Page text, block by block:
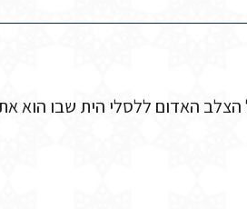
האדום ללסלי הית שבו הוא